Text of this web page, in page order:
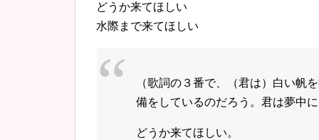
どうか来てほしい
水際まで来てほしい
（歌詞の３番で、（君は）白い帆
備をしているのだろう。君は夢中
どうか来てほしい。